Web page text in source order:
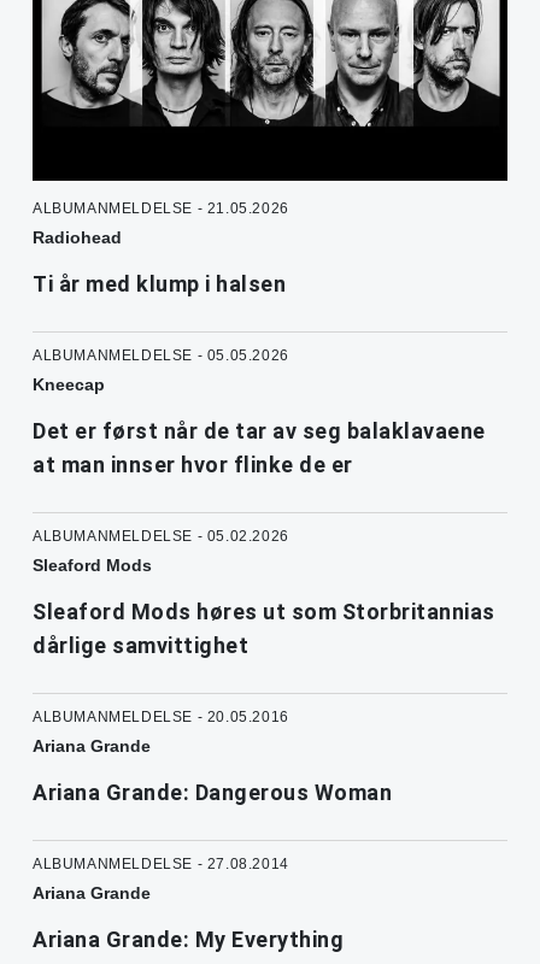
ALBUMANMELDELSE - 21.05.2026
Radiohead
Ti år med klump i halsen
ALBUMANMELDELSE - 05.05.2026
Kneecap
Det er først når de tar av seg balaklavaene
at man innser hvor flinke de er
ALBUMANMELDELSE - 05.02.2026
Sleaford Mods
Sleaford Mods høres ut som Storbritannias
dårlige samvittighet
ALBUMANMELDELSE - 20.05.2016
Ariana Grande
Ariana Grande: Dangerous Woman
ALBUMANMELDELSE - 27.08.2014
Ariana Grande
Ariana Grande: My Everything